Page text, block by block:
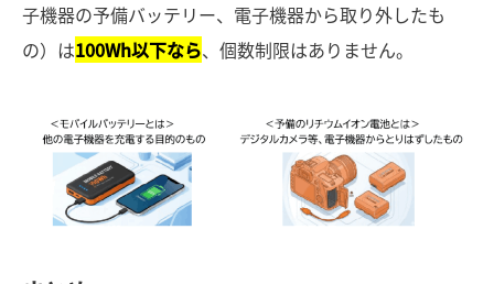
子機器の予備バッテリー、電子機器から取り外したも
の）は100Wh以下なら、個数制限はありません。